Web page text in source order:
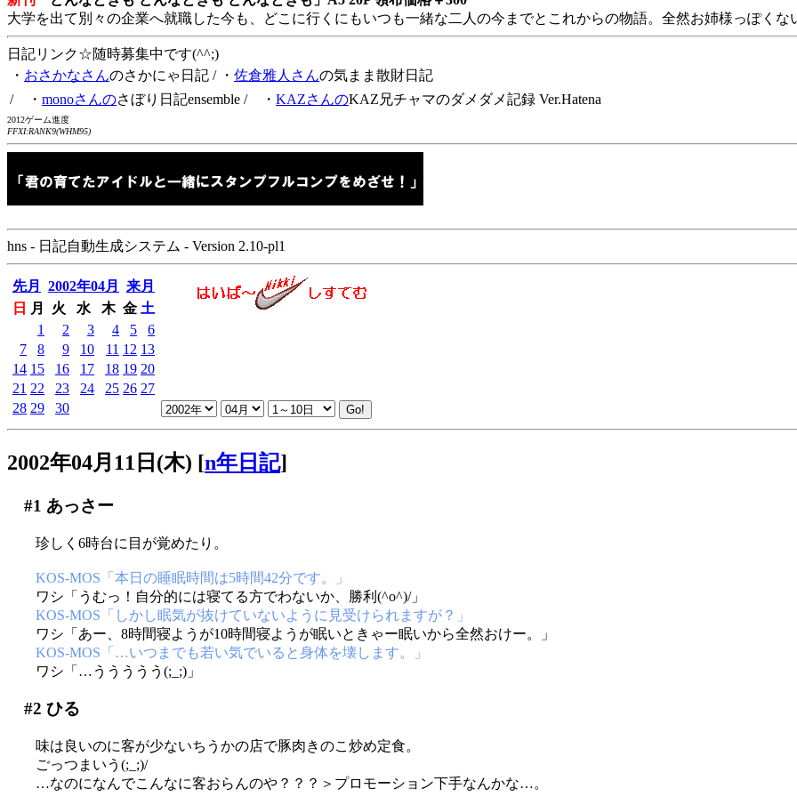
大学を出て別々の企業へ就職した今も、どこに行くにもいつも一緒な二人の今までとこれからの物語。全然お姉様っぽくな
日記リンク☆随時募集中です(^^;)
・ おさかなさんのさかにゃ日記 / ・ 佐倉雅人さんの気まま散財日記
/ ・ monoさんのさぼり日記ensemble / ・ KAZさんのKAZ兄チャマのダメダメ記録 Ver.Hatena
2012ゲーム進度
FFXI:RANK9(WHM95)
hns - 日記自動生成システム - Version 2.10-pl1
先月 2002年04月
来月
日
月 火 水 木 金 土
1
2 3 4 5
6
7
8 9 10 11 12 13
14 15 16 17 18 19 20
21 22 23 24 25 26 27
28 29 30
2002年04月11日(木) [n年日記]
#1 あっさー
珍しく6時台に目が覚めたり。
KOS-MOS「本日の睡眠時間は5時間42分です。」
ワシ「うむっ！自分的には寝てる方でわないか、勝利(^o^)/」
KOS-MOS「しかし眠気が抜けていないように見受けられますが？」
ワシ「あー、8時間寝ようが10時間寝ようが眠いときゃー眠いから全然おけー。」
KOS-MOS「…いつまでも若い気でいると身体を壊します。」
ワシ「…ううううう(;_;)」
#2 ひる
味は良いのに客が少ないちうかの店で豚肉きのこ炒め定食。
ごっつまいう(;_;)/
…なのになんでこんなに客おらんのや？？？＞プロモーション下手なんかな…。